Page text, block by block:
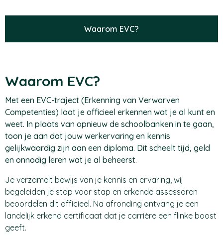
Waarom EVC?
Waarom EVC?
Met een EVC-traject (Erkenning van Verworven
Competenties) laat je officieel erkennen wat je al kunt en
weet. In plaats van opnieuw de schoolbanken in te gaan,
toon je aan dat jouw werkervaring en kennis
gelijkwaardig zijn aan een diploma. Dit scheelt tijd, geld
en onnodig leren wat je al beheerst.
Je verzamelt bewijs van je kennis en ervaring, wij
begeleiden je stap voor stap en erkende assessoren
beoordelen dit officieel. Na afronding ontvang je een
landelijk erkend certificaat dat je carrière een flinke boost
geeft.